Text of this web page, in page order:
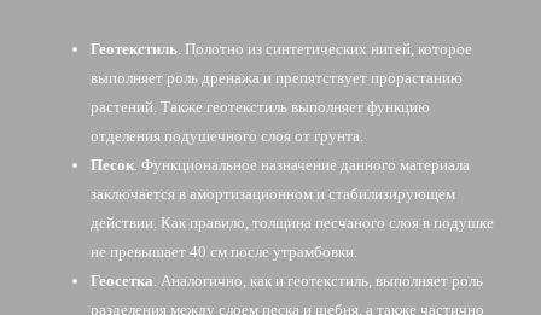
Геотекстиль . Полотно из синтетических нитей, которое
выполняет роль дренажа и препятствует прорастанию
растений. Также геотекстиль выполняет функцию
отделения подушечного слоя от грунта.
Песок . Функциональное назначение данного материала
заключается в амортизационном и стабилизирующем
действии. Как правило, толщина песчаного слоя в подушке
не превышает 40 см после утрамбовки.
Геосетка . Аналогично, как и геотекстиль, выполняет роль
разделения между слоем песка и щебня, а также частично